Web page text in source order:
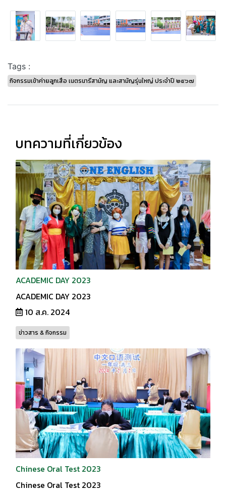
Tags :
กิจกรรมเข้าค่ายลูกเสือ เนตรนารีสามัญ และสามัญรุ่นใหญ่ ประจำปี ๒๕๖๗
บทความที่เกี่ยวข้อง
ACADEMIC DAY 2023
ACADEMIC DAY 2023
10 ส.ค. 2024
ข่าวสาร & กิจกรรม
Chinese Oral Test 2023
Chinese Oral Test 2023